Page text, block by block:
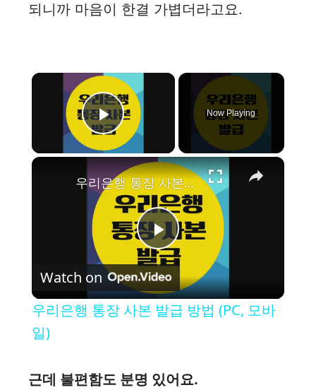
되니까 마음이 한결 가볍더라고요.
×
Play Video
Now Playing
×
P
l
y
우리은행 통장 사본 발급 방법 (PC, 모바일)
Watch on
우리은행 통장 사본 발급 방법 (PC, 모바
일)
근데 불편함도 분명 있어요.